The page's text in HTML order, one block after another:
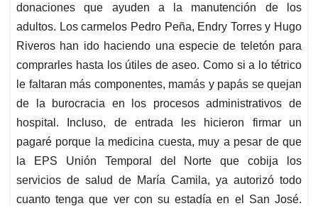
donaciones que ayuden a la manutención de los
adultos. Los carmelos Pedro Peña, Endry Torres y Hugo
Riveros han ido haciendo una especie de teletón para
comprarles hasta los útiles de aseo. Como si a lo tétrico
le faltaran más componentes, mamás y papás se quejan
de la burocracia en los procesos administrativos de
hospital. Incluso, de entrada les hicieron firmar un
pagaré porque la medicina cuesta, muy a pesar de que
la EPS Unión Temporal del Norte que cobija los
servicios de salud de María Camila, ya autorizó todo
cuanto tenga que ver con su estadía en el San José.